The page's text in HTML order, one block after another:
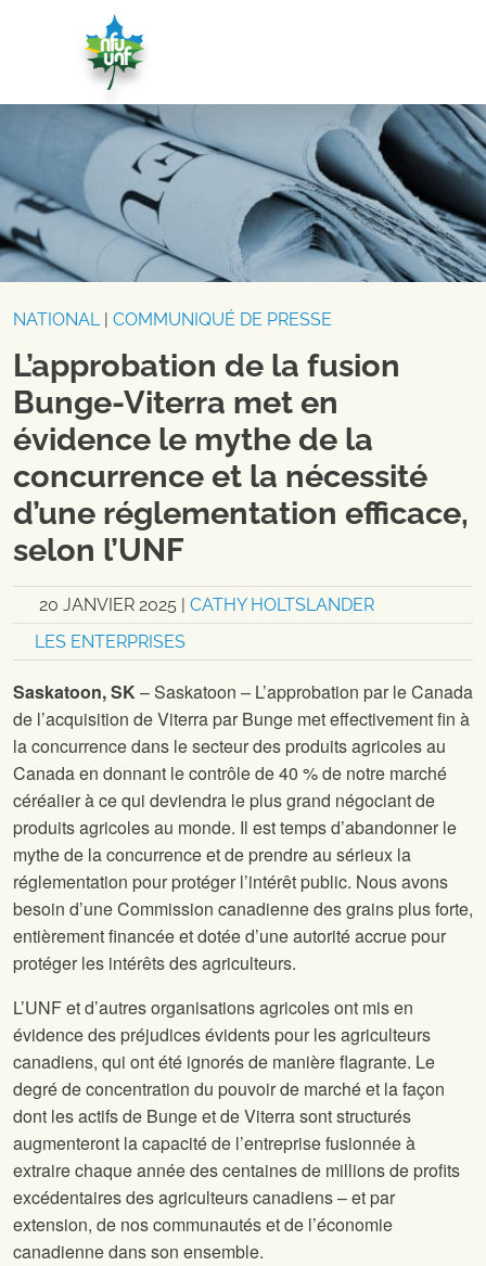
Aller au contenu
NATIONAL| COMMUNIQUÉ DE PRESSE
L’approbation de la fusion
Bunge-Viterra met en
évidence le mythe de la
concurrence et la nécessité
d’une réglementation efficace,
selon l’UNF
20 JANVIER 2025
CATHY HOLTSLANDER
LES ENTERPRISES
Saskatoon, SK– Saskatoon – L’approbation par le Canada
de l’acquisition de Viterra par Bunge met effectivement fin à
la concurrence dans le secteur des produits agricoles au
Canada en donnant le contrôle de 40 % de notre marché
céréalier à ce qui deviendra le plus grand négociant de
produits agricoles au monde. Il est temps d’abandonner le
mythe de la concurrence et de prendre au sérieux la
réglementation pour protéger l’intérêt public. Nous avons
besoin d’une Commission canadienne des grains plus forte,
entièrement financée et dotée d’une autorité accrue pour
protéger les intérêts des agriculteurs.
L’UNF et d’autres organisations agricoles ont mis en
évidence des préjudices évidents pour les agriculteurs
canadiens, qui ont été ignorés de manière flagrante. Le
degré de concentration du pouvoir de marché et la façon
dont les actifs de Bunge et de Viterra sont structurés
augmenteront la capacité de l’entreprise fusionnée à
extraire chaque année des centaines de millions de profits
excédentaires des agriculteurs canadiens – et par
extension, de nos communautés et de l’économie
canadienne dans son ensemble.